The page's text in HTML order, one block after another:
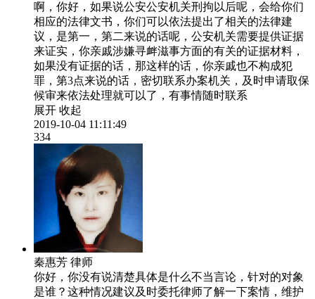
啊，你好，如果说公安公安机关刑拘以后呢，会给你们
相应的法律文书，你们可以依法提出了相关的法律建
议，是第一，第二来说的话呢，公安机关需要提供证据
来证实，你亲戚涉嫌寻衅滋事方面的有关的证据材料，
如果没有证据的话，那这样的话，你亲戚也不构成犯
罪，第3点来说的话，密切联系办案机关，及时申请取保
候审来依法处理就可以了，有事情随时联系
展开 收起
2019-10-04 11:11:49
334
秦惠芳 律师
你好，你没有说清楚具体是什么不当言论，针对的对象
是谁？这种情况建议及时委托律师了解一下案情，维护